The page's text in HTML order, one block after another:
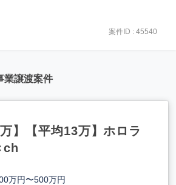
案件ID : 45540
業譲渡案件
】【平均13万】ホロラ
ch
万円〜500万円